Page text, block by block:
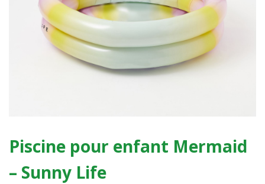
Piscine pour enfant Mermaid
– Sunny Life